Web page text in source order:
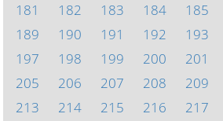
181
182 183 184 185
189
190 191 192 193
197
198 199 200 201
205
206 207 208 209
213
214 215 216 217